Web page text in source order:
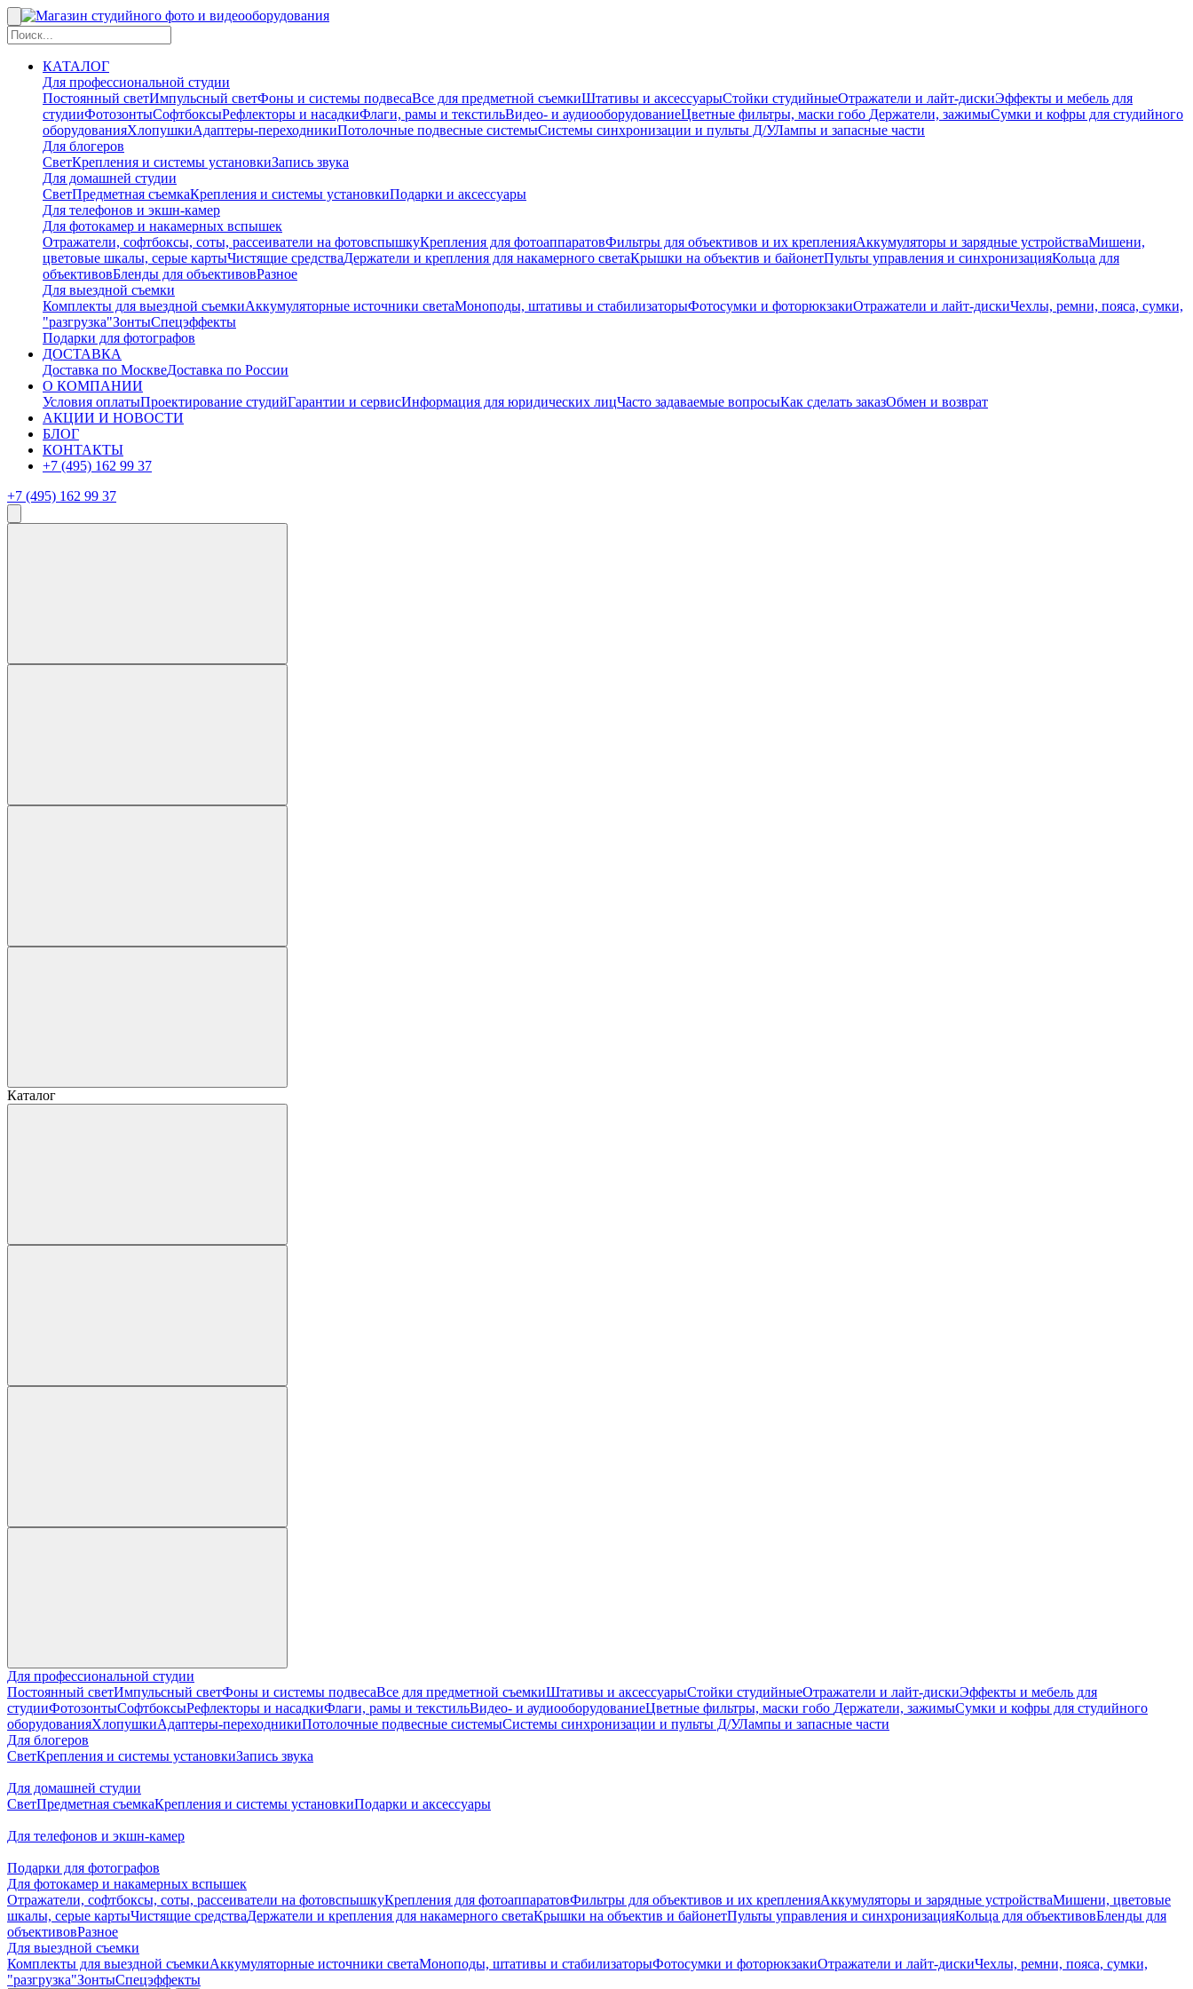
КАТАЛОГ
Для профессиональной студии
Постоянный светИмпульсный светФоны и системы подвесаВсе для предметной съемкиШтативы и аксессуарыСтойки студийныеОтражатели и лайт-дискиЭффекты и мебель для
студииФотозонтыСофтбоксыРефлекторы и насадкиФлаги, рамы и текстильВидео- и аудиооборудованиеЦветные фильтры, маски гобо Держатели, зажимыСумки и кофры для студийного
оборудованияХлопушкиАдаптеры-переходникиПотолочные подвесные системыСистемы синхронизации и пульты Д/УЛампы и запасные части
Для блогеров
СветКрепления и системы установкиЗапись звука
Для домашней студии
СветПредметная съемкаКрепления и системы установкиПодарки и аксессуары
Для телефонов и экшн-камер
Для фотокамер и накамерных вспышек
Отражатели, софтбоксы, соты, рассеиватели на фотовспышкуКрепления для фотоаппаратовФильтры для объективов и их крепленияАккумуляторы и зарядные устройстваМишени,
цветовые шкалы, серые картыЧистящие средстваДержатели и крепления для накамерного светаКрышки на объектив и байонетПульты управления и синхронизацияКольца для
объективовБленды для объективовРазное
Для выездной съемки
Комплекты для выездной съемкиАккумуляторные источники светаМоноподы, штативы и стабилизаторыФотосумки и фоторюкзакиОтражатели и лайт-дискиЧехлы, ремни, пояса, сумки,
"разгрузка"ЗонтыСпецэффекты
Подарки для фотографов
ДОСТАВКА
Доставка по МосквеДоставка по России
О КОМПАНИИ
Условия оплатыПроектирование студийГарантии и сервисИнформация для юридических лицЧасто задаваемые вопросыКак сделать заказОбмен и возврат
АКЦИИ И НОВОСТИ
БЛОГ
КОНТАКТЫ
+7 (495) 162 99 37
+7 (495) 162 99 37
Каталог
Для профессиональной студии
Постоянный светИмпульсный светФоны и системы подвесаВсе для предметной съемкиШтативы и аксессуарыСтойки студийныеОтражатели и лайт-дискиЭффекты и мебель для
студииФотозонтыСофтбоксыРефлекторы и насадкиФлаги, рамы и текстильВидео- и аудиооборудованиеЦветные фильтры, маски гобо Держатели, зажимыСумки и кофры для студийного
оборудованияХлопушкиАдаптеры-переходникиПотолочные подвесные системыСистемы синхронизации и пульты Д/УЛампы и запасные части
Для блогеров
СветКрепления и системы установкиЗапись звука
Для домашней студии
СветПредметная съемкаКрепления и системы установкиПодарки и аксессуары
Для телефонов и экшн-камер
Подарки для фотографов
Для фотокамер и накамерных вспышек
Отражатели, софтбоксы, соты, рассеиватели на фотовспышкуКрепления для фотоаппаратовФильтры для объективов и их крепленияАккумуляторы и зарядные устройстваМишени, цветовые
шкалы, серые картыЧистящие средстваДержатели и крепления для накамерного светаКрышки на объектив и байонетПульты управления и синхронизацияКольца для объективовБленды для
объективовРазное
Для выездной съемки
Комплекты для выездной съемкиАккумуляторные источники светаМоноподы, штативы и стабилизаторыФотосумки и фоторюкзакиОтражатели и лайт-дискиЧехлы, ремни, пояса, сумки,
"разгрузка"ЗонтыСпецэффекты